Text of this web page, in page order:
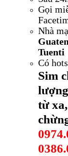
Gọi
Nhà
Tuenti
Có
Sim
từ